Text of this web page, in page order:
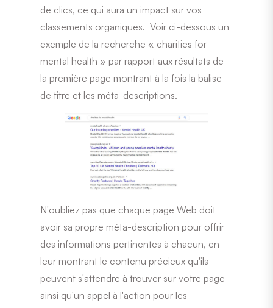
de clics, ce qui aura un impact sur vos
classements organiques. Voir ci-dessous un
exemple de la recherche « charities for
mental health » par rapport aux résultats de
la première page montrant à la fois la balise
de titre et les méta-descriptions.
N'oubliez pas que chaque page Web doit
avoir sa propre méta-description pour offrir
des informations pertinentes à chacun, en
leur montrant le contenu précieux qu'ils
peuvent s'attendre à trouver sur votre page
ainsi qu'un appel à l'action pour les